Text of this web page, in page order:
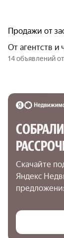
Продажи от
От агентств и
14 объявлений
Скачайте
Яндекс